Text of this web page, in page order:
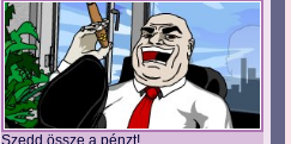
Szedd össze a pénzt!